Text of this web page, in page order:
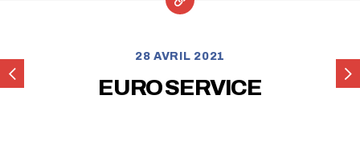
SUBLET
28 AVRIL 2021
EURO SERVICE